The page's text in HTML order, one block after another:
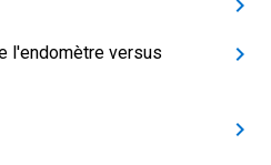
l'endomètre versus